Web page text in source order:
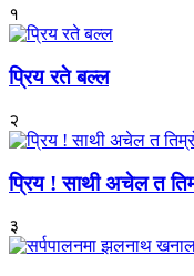
१
प्रिय रते बल्ल
२
प्रिय ! साथी अचेल त
३